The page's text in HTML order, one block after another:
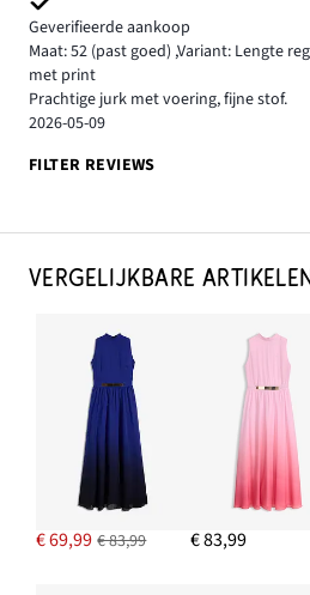
Geverifieerde aankoop
Maat: 52 (past goed) ,Variant: Lengte
met print
Prachtige jurk met voering, fijne stof.
2026-05-09
FILTER REVIEWS
VERGELIJKBARE ARTIKELEN
€ 69,99 € 83,99 € 83,99